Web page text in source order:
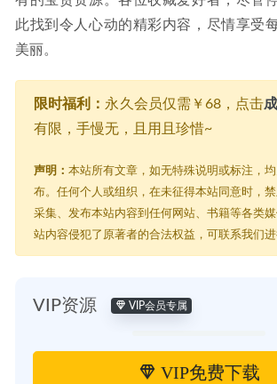
此找到令人心动的精彩内容，尽情享受
美丽。
限时福利： 永久会员仅需￥68，点击
有限，手慢无，且用且珍惜~
声明： 本站所有文章，如无特殊说明或标注，
布。任何个人或组织，在未征得本站同意时，禁
采集、发布本站内容到任何网站、书籍等各类
站内容侵犯了原著者的合法权益，可联系我们进
VIP资源 VIP会员专属
VIP免费下载